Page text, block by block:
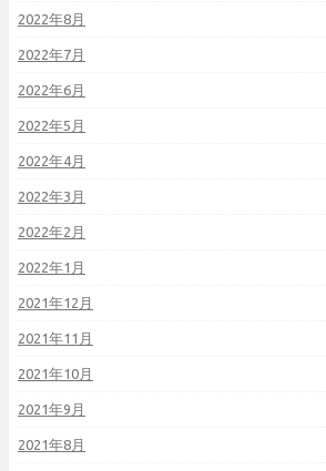
2022年8月
2022年7月
2022年6月
2022年5月
2022年4月
2022年3月
2022年2月
2022年1月
2021年12月
2021年11月
2021年10月
2021年9月
2021年8月